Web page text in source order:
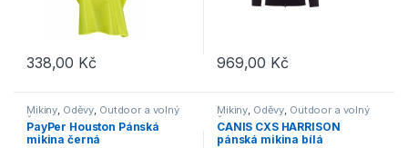
338,00 Kč
Tento produkt má více variant. Možnosti lze vybrat na stránce
969,00 Kč
Tento produkt má více variant.
Mikiny, Oděvy, Outdoor a volný
čas
PayPer Houston Pánská
mikina černá
Mikiny, Oděvy, Outdoor a volný
čas
CANIS CXS HARRISON
pánská mikina bílá